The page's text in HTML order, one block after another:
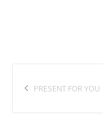
PRESENT FOR YOU